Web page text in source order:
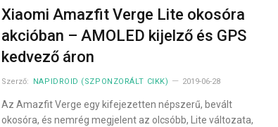
Xiaomi Amazfit Verge Lite okosóra
akcióban – AMOLED kijelző és GPS
kedvező áron
Szerző: NAPIDROID (SZPONZORÁLT CIKK) 2019-06-28
Az Amazfit Verge egy kifejezetten népszerű, bevált
okosóra, és nemrég megjelent az olcsóbb, Lite változata,